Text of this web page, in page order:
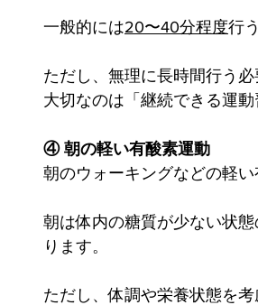
一般的には20〜40分程度行
ただし、無理に長時間行う必
大切なのは「継続できる運動
④ 朝の軽い有酸素運動
朝のウォーキングなどの軽
朝は体内の糖質が少ない状
ります。
ただし、体調や栄養状態を